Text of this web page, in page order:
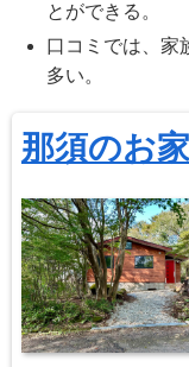
とができる。
口コミでは、家
多い。
那須のお